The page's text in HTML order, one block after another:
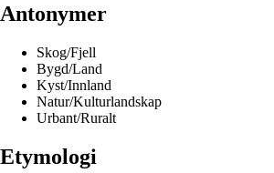
Antonymer
Skog/Fjell
Bygd/Land
Kyst/Innland
Natur/Kulturlandskap
Urbant/Ruralt
Etymologi